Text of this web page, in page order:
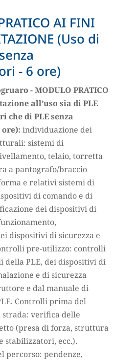
AI FINI
(Uso di
- 6 ore)
- MODULO PRATICO
all’uso sia di PLE
che di PLE senza
individuazione dei
sistemi di
telaio, torretta
a pantografo/braccio
e relativi sistemi di
di comando e di
dei dispositivi di
dispositivi di sicurezza e
pre-utilizzo: controlli
della PLE, dei dispositivi di
e di sicurezza
e dal manuale di
Controlli prima del
verifica delle
(presa di forza, struttura
stabilizzatori, ecc.).
percorso: pendenze,